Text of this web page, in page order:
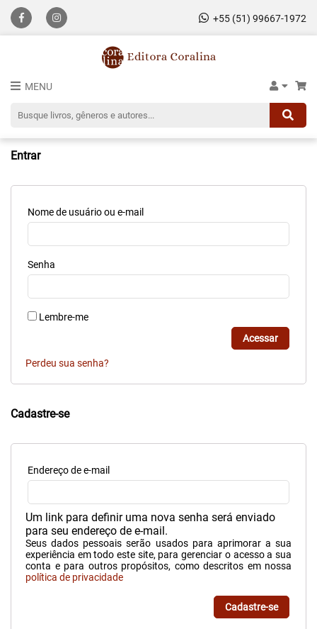
+55 (51) 99667-1972
MENU
Entrar
Nome de usuário ou e-mail
Senha
Lembre-me
Acessar
Perdeu sua senha?
Cadastre-se
Endereço de e-mail
Um link para definir uma nova senha será enviado
para seu endereço de e-mail.
Seus dados pessoais serão usados para aprimorar a sua
experiência em todo este site, para gerenciar o acesso a sua
conta e para outros propósitos, como descritos em nossa
política de privacidade
Cadastre-se